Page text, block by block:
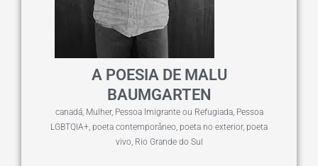
A POESIA DE MALU
BAUMGARTEN
canadá, Mulher, Pessoa Imigrante ou Refugiada, Pessoa
LGBTQIA+, poeta contemporâneo, poeta no exterior, poeta
vivo, Rio Grande do Sul